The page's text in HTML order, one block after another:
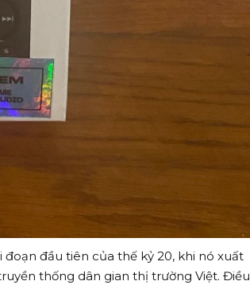
đầu tiên của thế kỷ 20, khi nó xuất
thống dân gian thị trường Việt. Điều